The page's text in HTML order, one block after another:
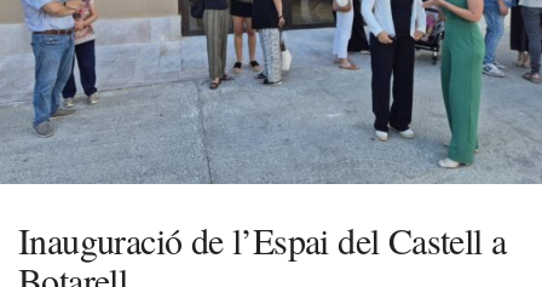
Inauguració de l’Espai del Castell a